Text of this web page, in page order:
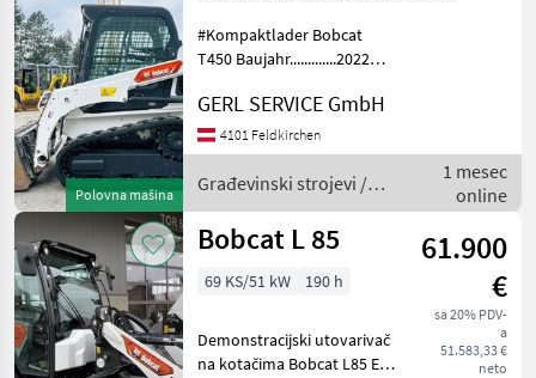
TRENUTNA
PUTANJA
Bobcat
IZABERITE
KATEGORIJU
Izgradnja
151
Poljoprivredna tehnika
22
Ostalo
3
MARKETPLACE
Resetuj
Prikaži
176
rezultata
Polovna mašina
#Kompaktlader Bobcat
T450 Baujahr.............2022
Stundenzähler.......834
Motor...............41 kW; 4 Zyl.
Bobcat Gewicht.......
GERL SERVICE GmbH
4101 Feldkirchen
Građevinski strojevi /
Bobcat
1 mesec
online
Bobcat L 85
61.900
€
sa 20% PDV-
a
51.583,33 €
neto
69 KS/51 kW 190 h
Demonstracijski utovarivač
na kotačima Bobcat L85 E V